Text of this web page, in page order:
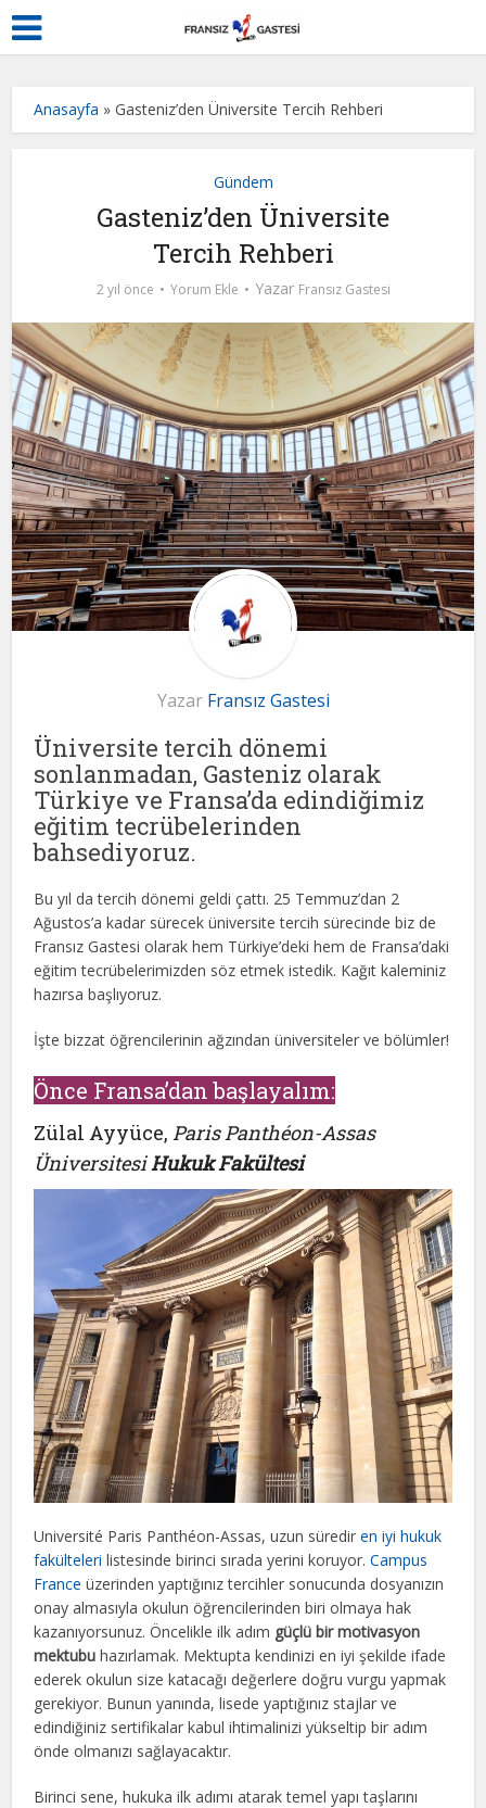
Anasayfa »Gasteniz’den Üniversite Tercih Rehberi
Gündem
Gasteniz’den Üniversite
Tercih Rehberi
2 yıl önce Yorum Ekle Yazar Fransız Gastesi
Yazar Fransız Gastesi
Üniversite tercih dönemi
sonlanmadan, Gasteniz olarak
Türkiye ve Fransa’da edindiğimiz
eğitim tecrübelerinden
bahsediyoruz.
Bu yıl da tercih dönemi geldi çattı. 25 Temmuz’dan 2
Ağustos’a kadar sürecek üniversite tercih sürecinde biz de
Fransız Gastesi olarak hem Türkiye’deki hem de Fransa’daki
eğitim tecrübelerimizden söz etmek istedik. Kağıt kaleminiz
hazırsa başlıyoruz.
İşte bizzat öğrencilerinin ağzından üniversiteler ve bölümler!
Önce Fransa’dan başlayalım:
Zülal Ayyüce, Paris Panthéon-Assas
ÜniversitesiHukuk Fakültesi
Université Paris Panthéon-Assas, uzun sürediren iyi hukuk
fakülteleri listesinde birinci sırada yerini koruyor.Campus
Franceüzerinden yaptığınız tercihler sonucunda dosyanızın
onay almasıyla okulun öğrencilerinden biri olmaya hak
kazanıyorsunuz. Öncelikle ilk adım güçlü bir motivasyon
mektubu hazırlamak. Mektupta kendinizi en iyi şekilde ifade
ederek okulun size katacağı değerlere doğru vurgu yapmak
gerekiyor. Bunun yanında, lisede yaptığınız stajlar ve
edindiğiniz sertifikalar kabul ihtimalinizi yükseltip bir adım
önde olmanızı sağlayacaktır.
Birinci sene, hukuka ilk adımı atarak temel yapı taşlarını